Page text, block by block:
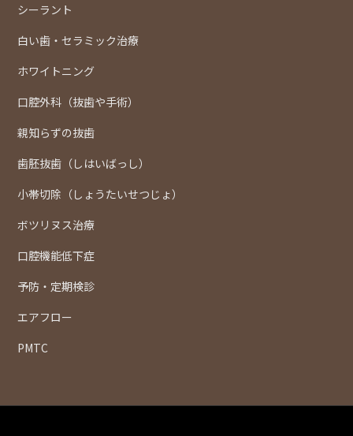
シーラント
白い歯・セラミック治療
ホワイトニング
口腔外科（抜歯や手術）
親知らずの抜歯
歯胚抜歯（しはいばっし）
小帯切除（しょうたいせつじょ）
ボツリヌス治療
口腔機能低下症
予防・定期検診
エアフロー
PMTC